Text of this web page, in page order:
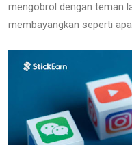
mengobrol dengan teman
membayangkan seperti